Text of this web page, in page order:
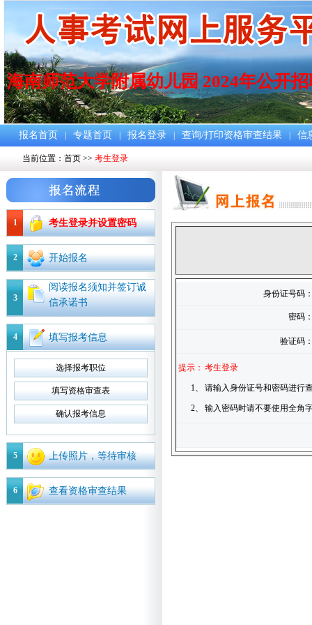
海南师范大学附属幼儿园 2024年公开
报名首页 专题首页 报名登录 查询/打印资格审查结果 信
当前位置： 首页 >> 考生登录
1 考生登录并设置密码
2 开始报名
3
阅读报名须知并签订诚
信承诺书
4 填写报考信息
选择报考职位
填写资格审查表
确认报考信息
5 上传照片，等待审核
6 查看资格审查结果
身份证号码
密码
验证码
提示： 考生登录
1、 请输入身份证号和密码进行
2、 输入密码时请不要使用全角